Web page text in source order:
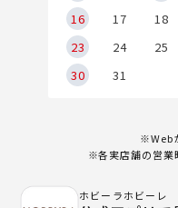
16
17 18
23
24 25
30
31
※Web
※各実店舗の営業
ホビーラホビーレ